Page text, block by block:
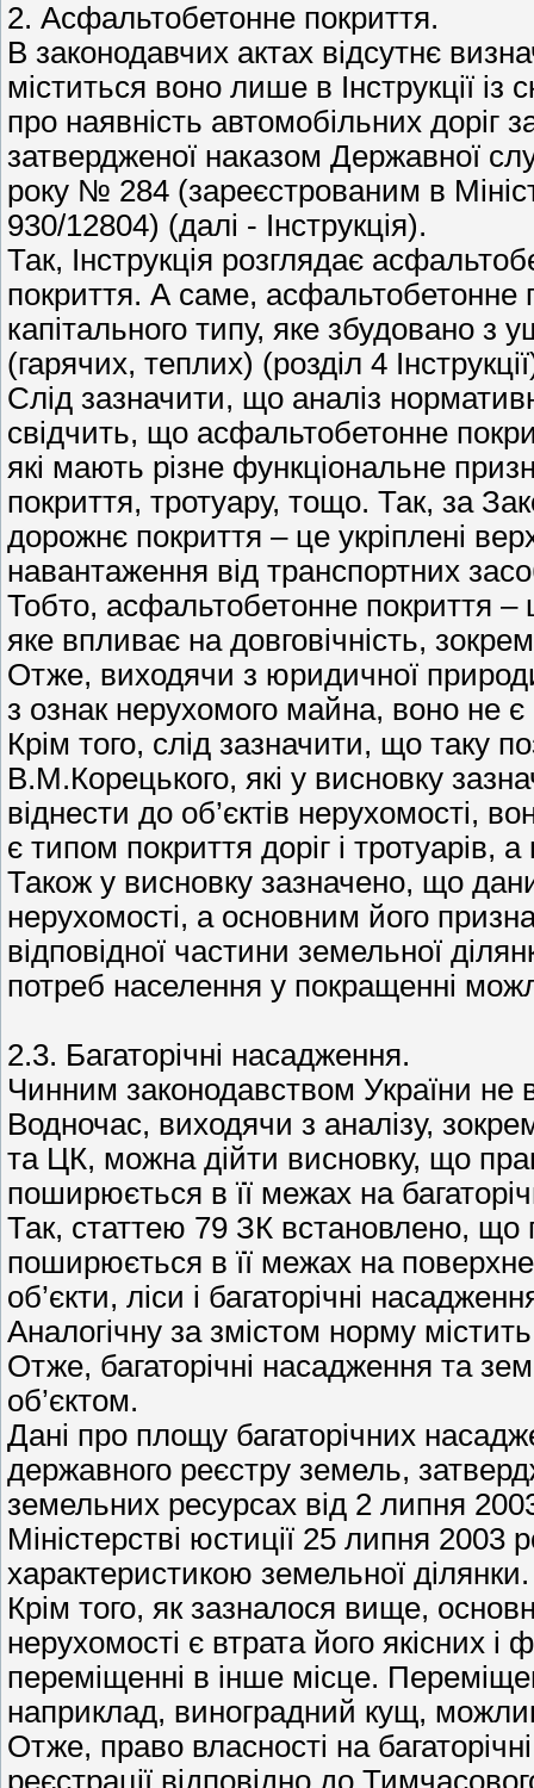
2. Асфальтобетонне покриття.
В законодавчих актах відсутнє
міститься воно лише в Інструкції
про наявність автомобільних доріг
затвердженої наказом Державної
року № 284 (зареєстрованим в
930/12804) (далі - Інструкція).
Так, Інструкція розглядає
покриття. А саме, асфальтобетонне
капітального типу, яке збудовано
(гарячих, теплих) (розділ 4
Слід зазначити, що аналіз
свідчить, що асфальтобетонне
які мають різне функціональне
покриття, тротуару, тощо. Так, за
дорожнє покриття – це укріплені
навантаження від транспортних
Тобто, асфальтобетонне покриття
яке впливає на довговічність,
Отже, виходячи з юридичної
з ознак нерухомого майна, воно не
Крім того, слід зазначити, що таку
В.М.Корецького, які у висновку
віднести до об’єктів нерухомості,
є типом покриття доріг і
Також у висновку зазначено, що
нерухомості, а основним його
відповідної частини земельної
потреб населення у покращенні
2.3. Багаторічні насадження.
Чинним законодавством України не
Водночас, виходячи з аналізу,
та ЦК, можна дійти висновку, що
поширюється в її межах на
Так, статтею 79 ЗК встановлено, що
поширюється в її межах на
об’єкти, ліси і багаторічні
Аналогічну за змістом норму
Отже, багаторічні насадження та
об’єктом.
Дані про площу багаторічних
державного реєстру земель,
земельних ресурсах від 2 липня
Міністерстві юстиції 25 липня
характеристикою земельної
Крім того, як зазналося вище,
нерухомості є втрата його якісних
переміщенні в інше місце.
наприклад, виноградний кущ,
Отже, право власності на
реєстрації відповідно до